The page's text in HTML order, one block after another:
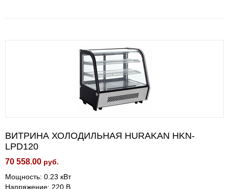
ВИТРИНА ХОЛОДИЛЬНАЯ HURAKAN HKN-
LPD120
70 558.00 руб.
Мощность: 0.23 кВт
Напряжение: 220 В